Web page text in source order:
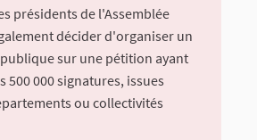
présidents de l'Assemblée
décider d'organiser un
sur une pétition ayant
500 000 signatures, issues
ou collectivités